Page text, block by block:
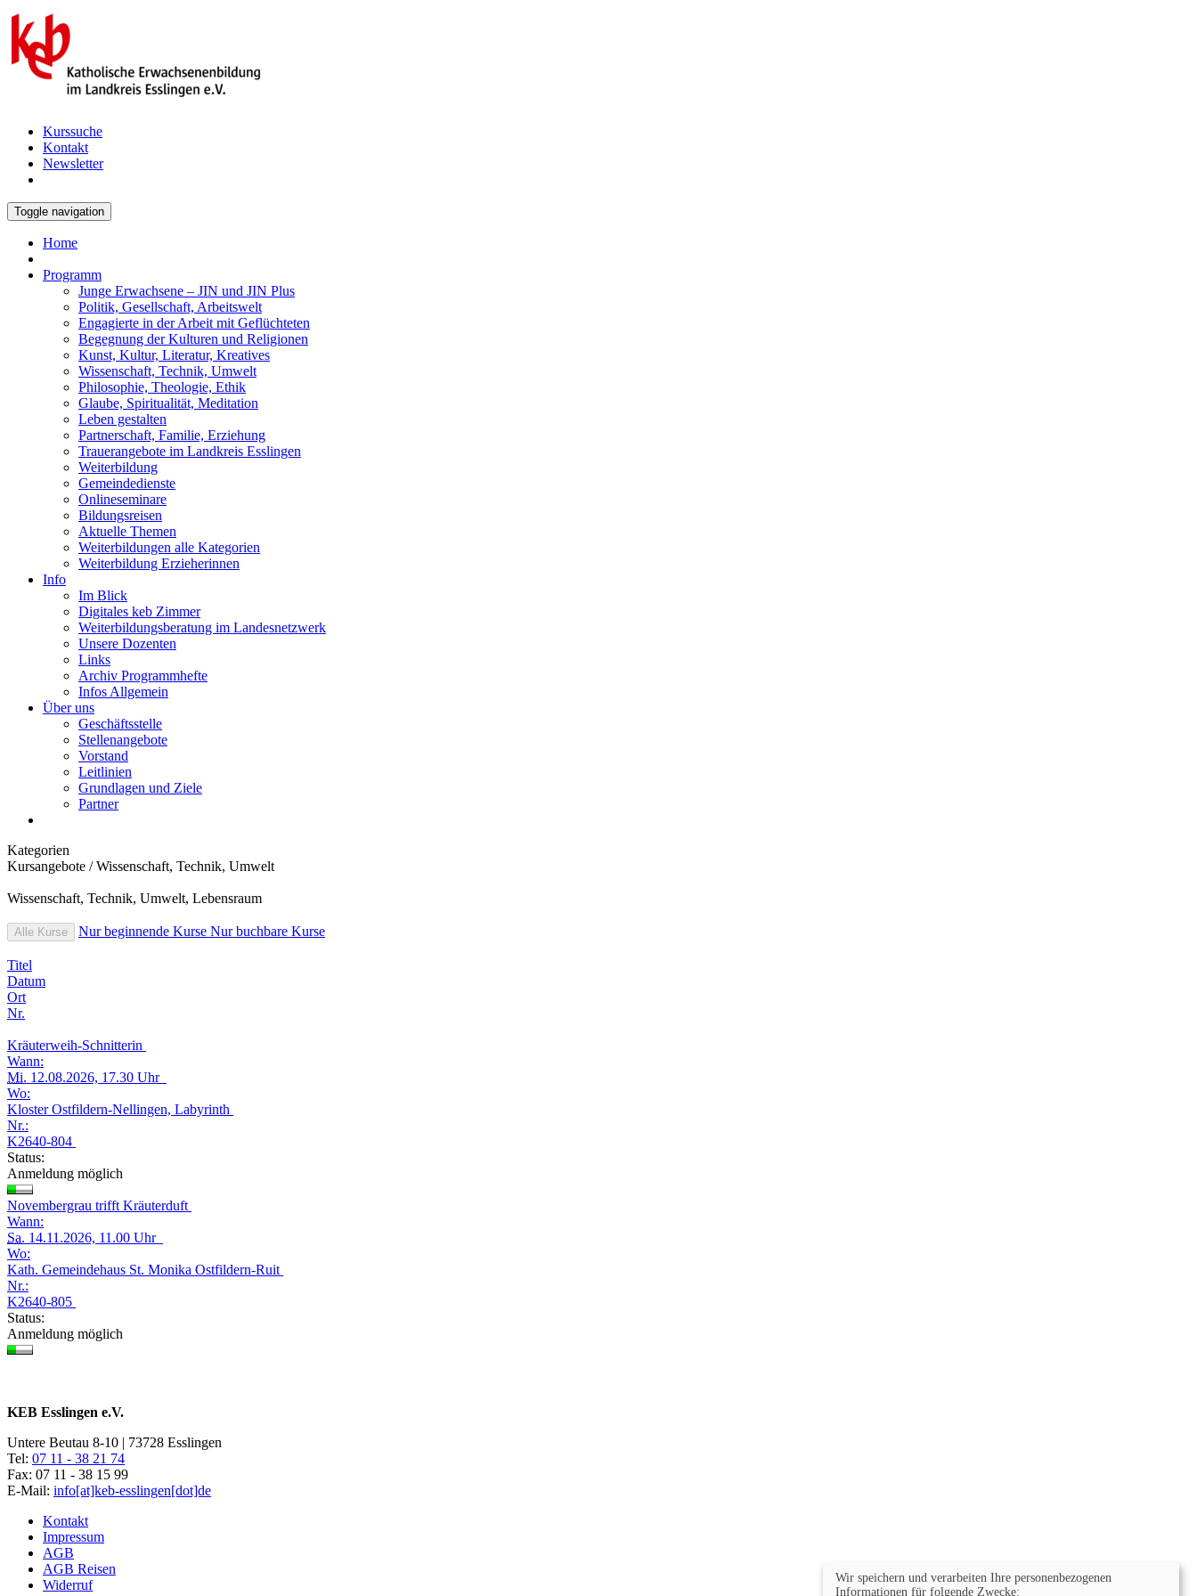
Kurssuche
Kontakt
Newsletter
Toggle navigation
Home
Programm
Junge Erwachsene – JIN und JIN Plus
Politik, Gesellschaft, Arbeitswelt
Engagierte in der Arbeit mit Geflüchteten
Begegnung der Kulturen und Religionen
Kunst, Kultur, Literatur, Kreatives
Wissenschaft, Technik, Umwelt
Philosophie, Theologie, Ethik
Glaube, Spiritualität, Meditation
Leben gestalten
Partnerschaft, Familie, Erziehung
Trauerangebote im Landkreis Esslingen
Weiterbildung
Gemeindedienste
Onlineseminare
Bildungsreisen
Aktuelle Themen
Weiterbildungen alle Kategorien
Weiterbildung Erzieherinnen
Info
Im Blick
Digitales keb Zimmer
Weiterbildungsberatung im Landesnetzwerk
Unsere Dozenten
Links
Archiv Programmhefte
Infos Allgemein
Über uns
Geschäftsstelle
Stellenangebote
Vorstand
Leitlinien
Grundlagen und Ziele
Partner
Kategorien
Kursangebote /Wissenschaft, Technik, Umwelt
Wissenschaft, Technik, Umwelt, Lebensraum
Alle Kurse Nur beginnende Kurse Nur buchbare Kurse
Titel
Datum
Ort
Nr.
Kräuterweih-Schnitterin
Wann:
Mi. 12.08.2026, 17.30 Uhr
Wo:
Kloster Ostfildern-Nellingen, Labyrinth
Nr.:
K2640-804
Status:
Anmeldung möglich
Novembergrau trifft Kräuterduft
Wann:
Sa. 14.11.2026, 11.00 Uhr
Wo:
Kath. Gemeindehaus St. Monika Ostfildern-Ruit
Nr.:
K2640-805
Status:
Anmeldung möglich
KEB Esslingen e.V.
Untere Beutau 8-10 | 73728 Esslingen
Tel: 07 11 - 38 21 74
Fax: 07 11 - 38 15 99
E-Mail: info[at]keb-esslingen[dot]de
Kontakt
Impressum
AGB
AGB Reisen
Widerruf
Wir speichern und verarbeiten Ihre personenbezogenen
Informationen für folgende Zwecke: